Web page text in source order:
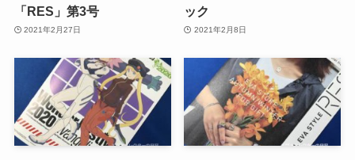
「RES」第3号
2021年2月27日
ック
2021年2月8日